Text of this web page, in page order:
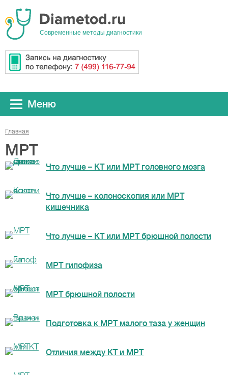
Cовременные методы диагностики
Меню
Главная
МРТ
Что лучше – КТ или МРТ головного мозга
Что лучше – колоноскопия или МРТ
кишечника
Что лучше – КТ или МРТ брюшной полости
МРТ гипофиза
МРТ брюшной полости
Подготовка к МРТ малого таза у женщин
Отличия между КТ и МРТ